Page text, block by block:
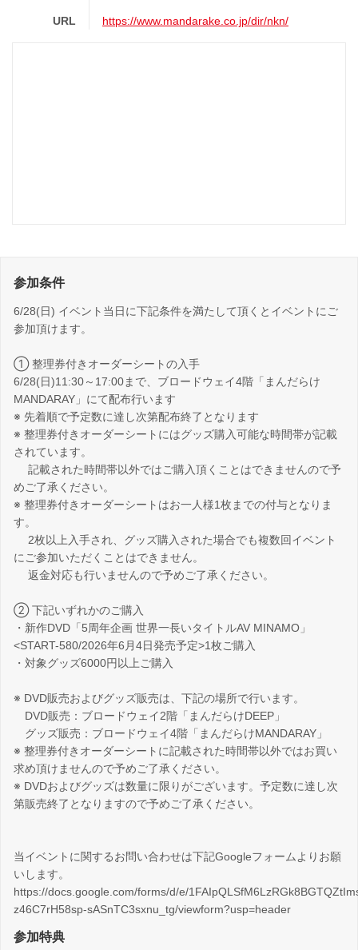
URL https://www.mandarake.co.jp/dir/nkn/
参加条件
6/28(日) イベント当日に下記条件を満たして頂くとイベントにご
参加頂けます。
① 整理券付きオーダーシートの入手
6/28(日)11:30～17:00まで、ブロードウェイ4階「まんだらけ
MANDARAY」にて配布行います
※ 先着順で予定数に達し次第配布終了となります
※ 整理券付きオーダーシートにはグッズ購入可能な時間帯が記載
されています。
記載された時間帯以外ではご購入頂くことはできませんので予
めご了承ください。
※ 整理券付きオーダーシートはお一人様1枚までの付与となりま
す。
2枚以上入手され、グッズ購入された場合でも複数回イベント
にご参加いただくことはできません。
返金対応も行いませんので予めご了承ください。
② 下記いずれかのご購入
・新作DVD「5周年企画 世界一長いタイトルAV MINAMO」
<START-580/2026年6月4日発売予定>1枚ご購入
・対象グッズ6000円以上ご購入
※ DVD販売およびグッズ販売は、下記の場所で行います。
DVD販売：ブロードウェイ2階「まんだらけDEEP」
グッズ販売：ブロードウェイ4階「まんだらけMANDARAY」
※ 整理券付きオーダーシートに記載された時間帯以外ではお買い
求め頂けませんので予めご了承ください。
※ DVDおよびグッズは数量に限りがございます。予定数に達し次
第販売終了となりますので予めご了承ください。
当イベントに関するお問い合わせは下記Googleフォームよりお願
いします。
https://docs.google.com/forms/d/e/
z46C7rH58sp-sASnTC3sxnu_tg/viewform?usp=header
参加特典